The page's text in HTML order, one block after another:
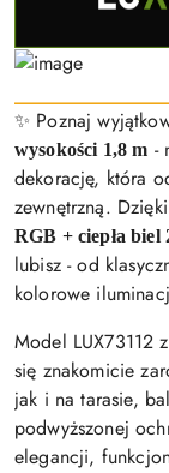
✨ Poznaj
wysokości 1,8 m -
dekorację, która
zewnętrzną.
RGB + ciepła biel
lubisz - od
kolorowe
Model LUX73112
się znakomicie
jak i na tarasie,
podwyższonej
elegancji,